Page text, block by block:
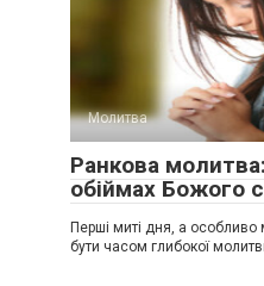
Молитва
Ранкова
обіймах Божого
Перші миті дня, а
бути часом глибокої